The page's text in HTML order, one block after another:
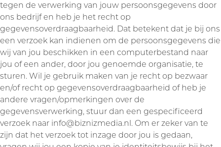
tegen de verwerking van jouw persoonsgegevens door
ons bedrijf en heb je het recht op
gegevensoverdraagbaarheid. Dat betekent dat je bij ons
een verzoek kan indienen om de persoonsgegevens die
wij van jou beschikken in een computerbestand naar
jou of een ander, door jou genoemde organisatie, te
sturen. Wil je gebruik maken van je recht op bezwaar
en/of recht op gegevensoverdraagbaarheid of heb je
andere vragen/opmerkingen over de
gegevensverwerking, stuur dan een gespecificeerd
verzoek naar info@biznizmedia.nl. Om er zeker van te
zijn dat het verzoek tot inzage door jou is gedaan,